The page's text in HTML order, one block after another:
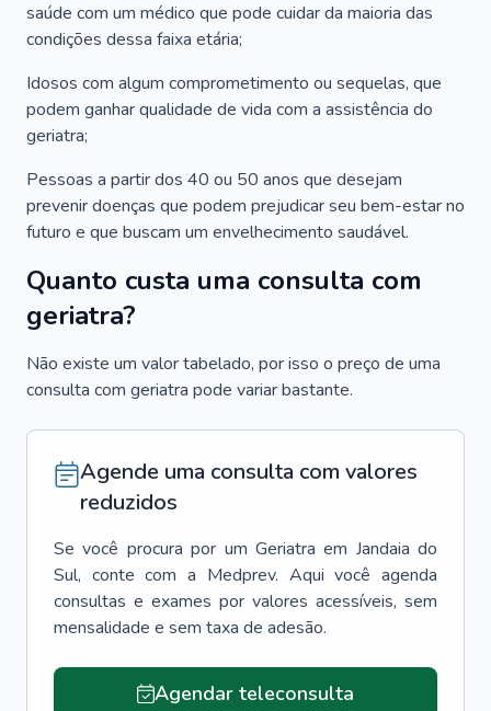
saúde com um médico que pode cuidar da maioria das
condições dessa faixa etária;
Idosos com algum comprometimento ou sequelas, que
podem ganhar qualidade de vida com a assistência do
geriatra;
Pessoas a partir dos 40 ou 50 anos que desejam
prevenir doenças que podem prejudicar seu bem-estar no
futuro e que buscam um envelhecimento saudável.
Quanto custa uma consulta com
geriatra?
Não existe um valor tabelado, por isso o preço de uma
consulta com geriatra pode variar bastante.
Agende uma consulta com valores
reduzidos
Se você procura por um Geriatra em Jandaia do
Sul, conte com a Medprev. Aqui você agenda
consultas e exames por valores acessíveis, sem
mensalidade e sem taxa de adesão.
Agendar teleconsulta